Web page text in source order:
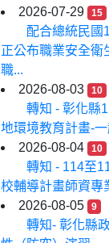
2026-07-29
15
配合總統民國
正公布職業安全衛
職...
2026-08-03
10
轉知 - 彰化縣
地環境教育計畫-
2026-08-04
10
轉知 - 114至
校輔導計畫師資專
2026-08-05
9
轉知- 彰化縣